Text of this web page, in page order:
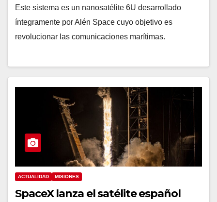
Este sistema es un nanosatélite 6U desarrollado
íntegramente por Alén Space cuyo objetivo es
revolucionar las comunicaciones marítimas.
ACTUALIDAD MISIONES
SpaceX lanza el satélite español